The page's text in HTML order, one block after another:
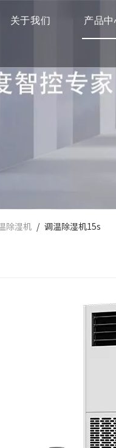
关于我们 产品
除湿机 / 调温除湿机15s